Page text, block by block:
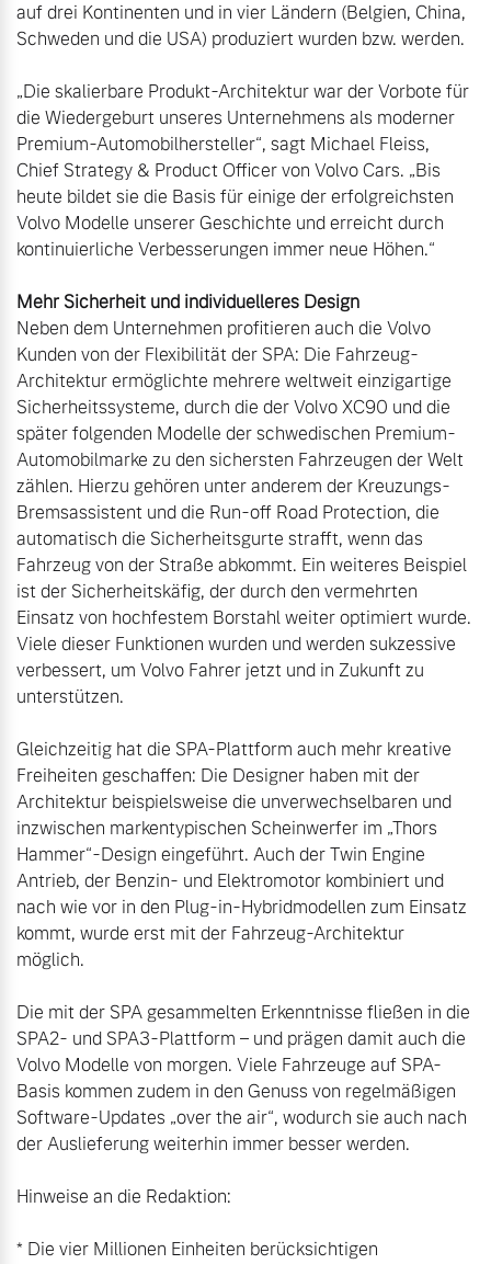
auf drei Kontinenten und in vier Ländern (Belgien, China,
„Die skalierbare Produkt-Architektur war der Vorbote für
die Wiedergeburt unseres Unternehmens als moderner
Premium-Automobilhersteller“, sagt Michael Fleiss,
Chief Strategy & Product Officer von Volvo Cars. „Bis
heute bildet sie die Basis für einige der erfolgreichsten
Volvo Modelle unserer Geschichte und erreicht durch
Mehr Sicherheit und individuelleres Design
Neben dem Unternehmen profitieren auch die Volvo
Kunden von der Flexibilität der SPA: Die Fahrzeug-
Architektur ermöglichte mehrere weltweit einzigartige
Sicherheitssysteme, durch die der Volvo XC90 und die
später folgenden Modelle der schwedischen Premium-
Automobilmarke zu den sichersten Fahrzeugen der Welt
zählen. Hierzu gehören unter anderem der Kreuzungs-
Bremsassistent und die Run-off Road Protection, die
automatisch die Sicherheitsgurte strafft, wenn das
Fahrzeug von der Straße abkommt. Ein weiteres Beispiel
ist der Sicherheitskäfig, der durch den vermehrten
Einsatz von hochfestem Borstahl weiter optimiert wurde.
Viele dieser Funktionen wurden und werden sukzessive
verbessert, um Volvo Fahrer jetzt und in Zukunft zu
Gleichzeitig hat die SPA-Plattform auch mehr kreative
Freiheiten geschaffen: Die Designer haben mit der
Architektur beispielsweise die unverwechselbaren und
inzwischen markentypischen Scheinwerfer im „Thors
Hammer“-Design eingeführt. Auch der Twin Engine
Antrieb, der Benzin- und Elektromotor kombiniert und
nach wie vor in den Plug-in-Hybridmodellen zum Einsatz
kommt, wurde erst mit der Fahrzeug-Architektur
Die mit der SPA gesammelten Erkenntnisse fließen in die
SPA2- und SPA3-Plattform – und prägen damit auch die
Volvo Modelle von morgen. Viele Fahrzeuge auf SPA-
Basis kommen zudem in den Genuss von regelmäßigen
Software-Updates „over the air“, wodurch sie auch nach
Hinweise an die Redaktion:
* Die vier Millionen Einheiten berücksichtigen